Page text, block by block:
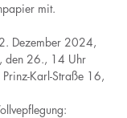
mit.
Dezember 2024,
den 26., 14 Uhr
Karl-Straße 16,